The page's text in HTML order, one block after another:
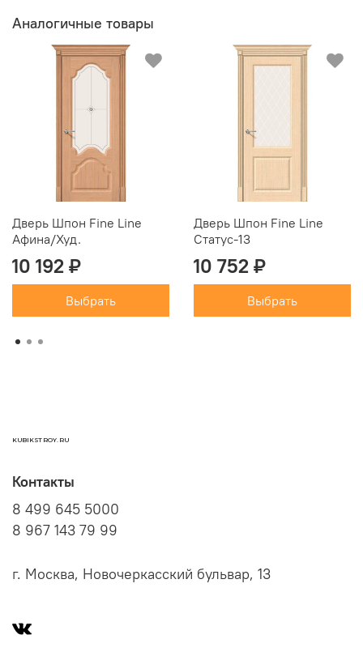
Аналогичные товары
Дверь Шпон Fine Line
Афина/Худ.
10 192 ₽
Выбрать
Дверь Шпон Fine Line
Статус-13
10 752 ₽
Выбрать
KUBIKSTROY.RU
Контакты
8 499 645 5000
8 967 143 79 99
г. Москва, Новочеркасский бульвар, 13